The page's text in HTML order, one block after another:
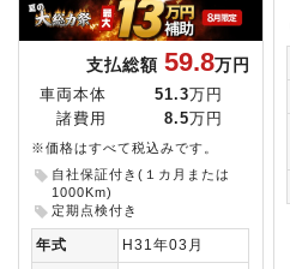
支払総額 59.8万円
車両本体 51.3 万円
諸費用
8.5 万円
※価格はすべて税込みです。
自社保証付き(１カ月または
1000Km)
定期点検付き
年式
H31年03月